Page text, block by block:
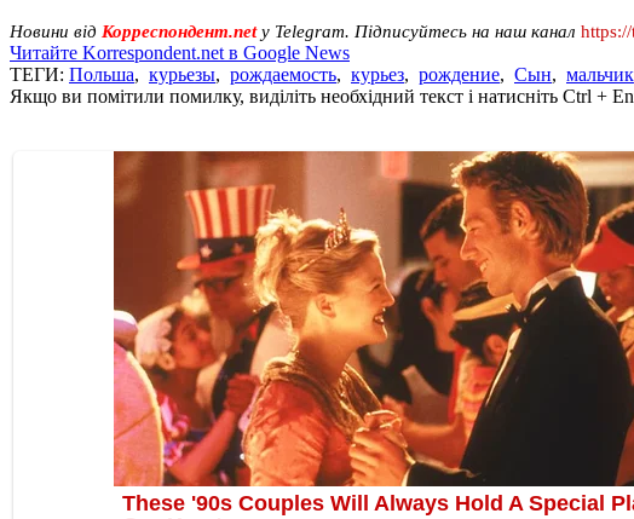
Новини від Корреспондент.net у Telegram. Підписуйтесь на наш канал
Читайте Korrespondent.net в Google News
ТЕГИ: Польша, курьезы, рождаемость, курьез, рождение, Сын, мальчик
Якщо ви помітили помилку, виділіть необхідний текст і натисніть Ctrl +